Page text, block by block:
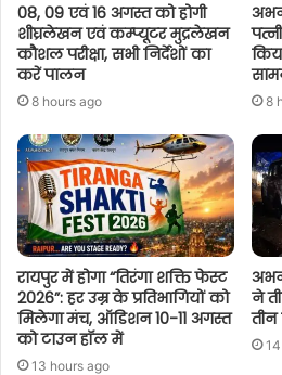
08, 09 एवं 16 अगस्त को होगी
शीघ्रलेखन एवं कम्प्यूटर मुद्रलेखन
कौशल परीक्षा, सभी निर्देशों का
करें पालन
8 hours ago 8
रायपुर में होगा “तिरंगा शक्ति फेस्ट
2026”: हर उम्र के प्रतिभागियों को
मिलेगा मंच, ऑडिशन 10-11 अगस्त
को टाउन हॉल में
13 hours ago
ने